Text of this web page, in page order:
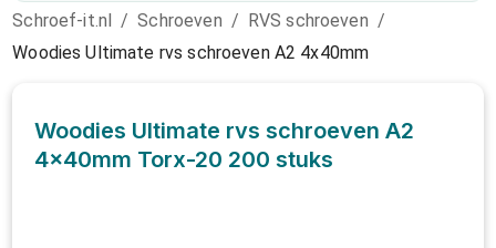
Schroef-it.nl / Schroeven / RVS schroeven /
Woodies Ultimate rvs schroeven A2 4x40mm
Woodies Ultimate rvs schroeven A2
4x40mm Torx-20 200 stuks